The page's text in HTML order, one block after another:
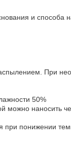
и способа
При
50%
наносить
при понижении